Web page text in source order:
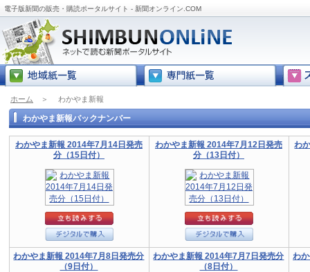
電子版新聞の販売・購読ポータルサイト - 新聞オンライン.COM
ホーム ＞ わかやま新報
わかやま新報バックナンバー
わかやま新報 2014年7月14日発売
分（15日付）
わかやま新報 2014年7月12日発売
分（13日付）
わ
わかやま新報 2014年7月8日発売分
（9日付）
わかやま新報 2014年7月7日発売分
（8日付）
わ